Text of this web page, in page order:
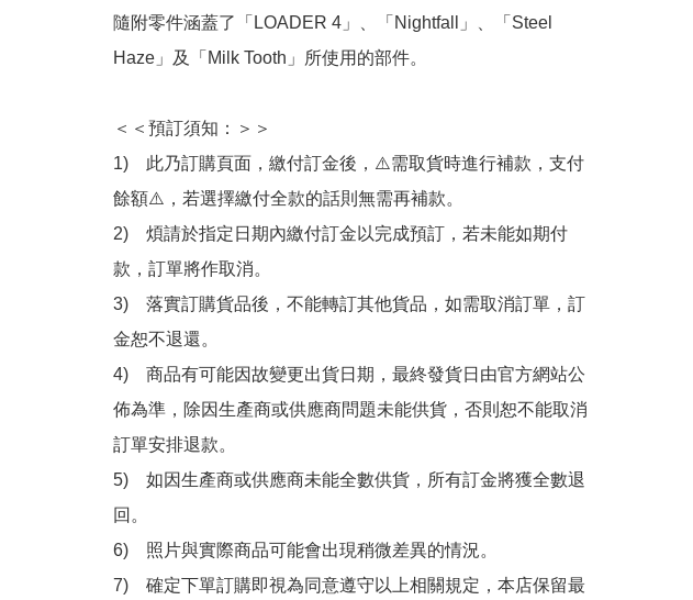
隨附零件涵蓋了「LOADER 4」、「Nightfall」、「Steel
Haze」及「Milk Tooth」所使用的部件。
＜＜預訂須知：＞＞
1)　此乃訂購頁面，繳付訂金後，⚠️需取貨時進行補款，支付
餘額⚠️，若選擇繳付全款的話則無需再補款。
2)　煩請於指定日期內繳付訂金以完成預訂，若未能如期付
款，訂單將作取消。
3)　落實訂購貨品後，不能轉訂其他貨品，如需取消訂單，訂
金恕不退還。
4)　商品有可能因故變更出貨日期，最終發貨日由官方網站公
佈為準，除因生產商或供應商問題未能供貨，否則恕不能取消
訂單安排退款。
5)　如因生產商或供應商未能全數供貨，所有訂金將獲全數退
回。
6)　照片與實際商品可能會出現稍微差異的情況。
7)　確定下單訂購即視為同意遵守以上相關規定，本店保留最